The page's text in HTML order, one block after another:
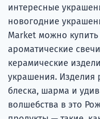
интересные
новогодние
Market можно
ароматические
керамические
украшения. Изделия
блеска, шарма и
волшебства в это